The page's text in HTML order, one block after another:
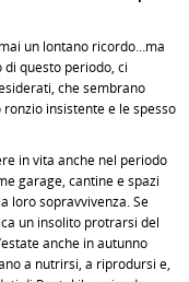
un lontano ricordo…ma
questo periodo, ci
che sembrano
insistente e le spesso
in vita anche nel periodo
garage, cantine e spazi
loro sopravvivenza. Se
un insolito protrarsi del
anche in autunno
a nutrirsi, a riprodursi e,